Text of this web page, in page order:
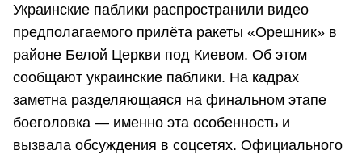
Украинские паблики распространили видео
предполагаемого прилёта ракеты «Орешник» в
районе Белой Церкви под Киевом. Об этом
сообщают украинские паблики. На кадрах
заметна разделяющаяся на финальном этапе
боеголовка — именно эта особенность и
вызвала обсуждения в соцсетях. Официального